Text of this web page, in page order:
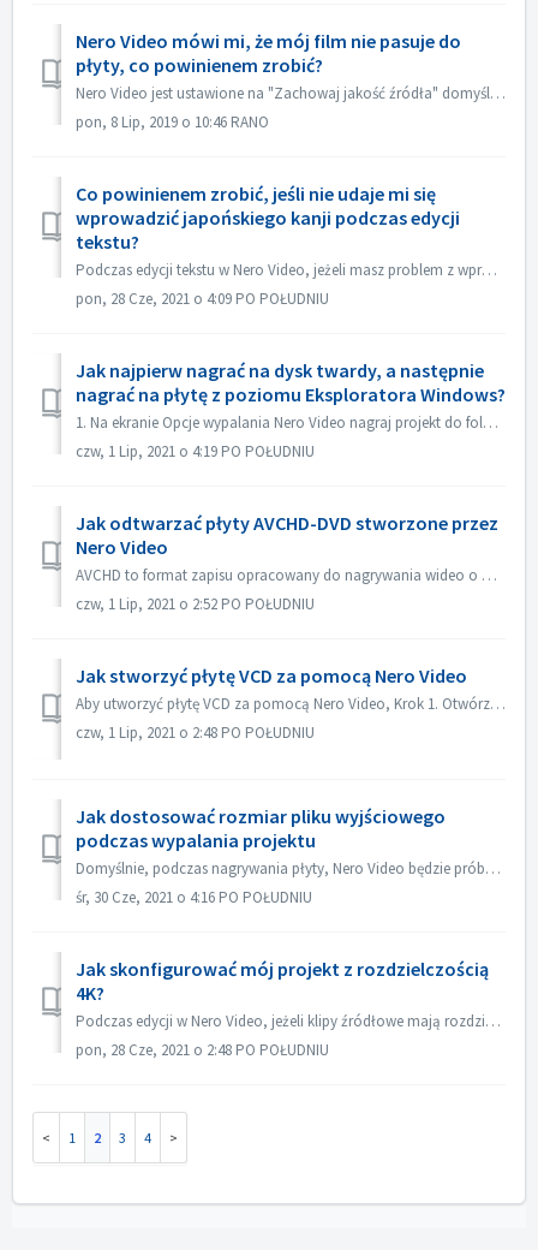
Nero Video mówi mi, że mój film nie pasuje do
płyty, co powinienem zrobić?
Nero Video jest ustawione na "Zachowaj jakość źródła" domyślnie. Tak więc płyty DVD, AVCHD, Blu-ray zachowają jakość i będą wyglądać tak dobrze ja...
pon, 8 Lip, 2019 o 10:46 RANO
Co powinienem zrobić, jeśli nie udaje mi się
wprowadzić japońskiego kanji podczas edycji
tekstu?
Podczas edycji tekstu w Nero Video, jeżeli masz problem z wprowadzaniem japońskich kanji za pomocą niektórych edytorów metod wprowadzania, np. ATOK, chcieli...
pon, 28 Cze, 2021 o 4:09 PO POŁUDNIU
Jak najpierw nagrać na dysk twardy, a następnie
nagrać na płytę z poziomu Eksploratora Windows?
1. Na ekranie Opcje wypalania Nero Video nagraj projekt do folderu Dysk twardy. 2. Jeżeli nagranie przebiegło pomyślnie, użyj funkcji nagrywania na płytę, ...
czw, 1 Lip, 2021 o 4:19 PO POŁUDNIU
Jak odtwarzać płyty AVCHD-DVD stworzone przez
Nero Video
AVCHD to format zapisu opracowany do nagrywania wideo o wysokiej rozdzielczości na nośnikach takich jak nagrywalne nośniki DVD, dyski twarde i karty pamięci...
czw, 1 Lip, 2021 o 2:52 PO POŁUDNIU
Jak stworzyć płytę VCD za pomocą Nero Video
Aby utworzyć płytę VCD za pomocą Nero Video, Krok 1. Otwórz Nero Video. Krok 2. Przeciągnij plik wideo do Nero Video Home, Nero Video wyświetli okno dialogo...
czw, 1 Lip, 2021 o 2:48 PO POŁUDNIU
Jak dostosować rozmiar pliku wyjściowego
podczas wypalania projektu
Domyślnie, podczas nagrywania płyty, Nero Video będzie próbował zmieścić się na całej powierzchni płyty. W niektórych przypadkach, jeżeli nie potrzebujesz d...
śr, 30 Cze, 2021 o 4:16 PO POŁUDNIU
Jak skonfigurować mój projekt z rozdzielczością
4K?
Podczas edycji w Nero Video, jeżeli klipy źródłowe mają rozdzielczość 4K lub wyższą i chciałbyś, aby plik wyjściowy również miał rozdzielczość 4K, proszę 1...
pon, 28 Cze, 2021 o 2:48 PO POŁUDNIU
1 2 3 4